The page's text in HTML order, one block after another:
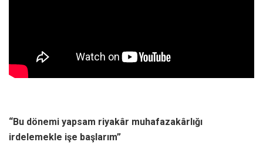
“Bu dönemi yapsam riyakâr muhafazakârlığı
irdelemekle işe başlarım”